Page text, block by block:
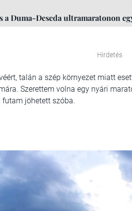
a Duma-Deseda ultramaratonon
Hirdetés
talán a szép környezet miatt
Szerettem volna egy nyári
jöhetett szóba.